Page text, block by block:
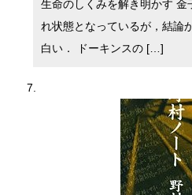
生命のしくみを解き明かす 金
れ状態となっているが，結論
白い． ドーキンスの […]